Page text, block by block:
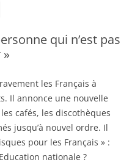
qui n’est pas
les Français à
Il annonce une nouvelle
cafés, les discothèques
jusqu’à nouvel ordre. Il
pour les Français » :
nationale ?